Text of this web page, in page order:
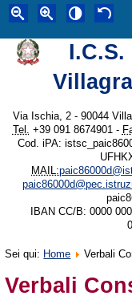
Via Ischia, 2 - 90044
Tel.
+39 091 8674901 -
Cod. iPA:
MAIL:
IBAN CC/B: 0000
Sei qui: Home Verbali
Verbali